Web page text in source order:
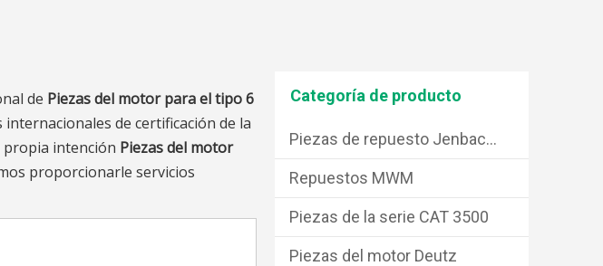
de Piezas del motor para el tipo 6
de certificación de la
propia intención Piezas del motor
proporcionarle servicios
Categoría de producto
Piezas de repuesto Jenbacher
Repuestos MWM
Piezas de la serie CAT 3500
Piezas del motor Deutz